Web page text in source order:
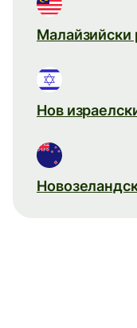
Малайзийски
Нов